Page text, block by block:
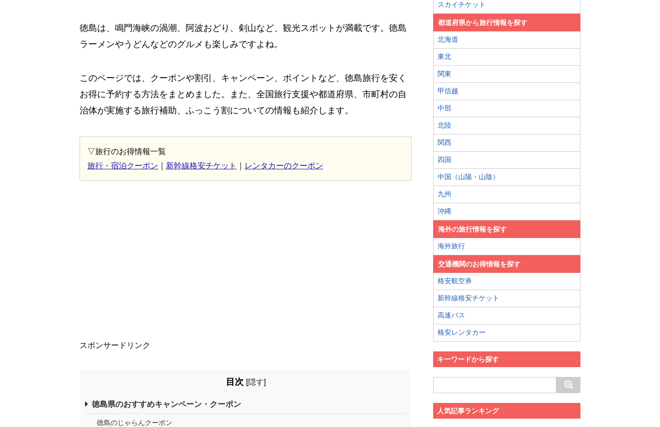
徳島は、鳴門海峡の渦潮、阿波おどり、剣山など、観光スポットが満載です。徳島
ラーメンやうどんなどのグルメも楽しみですよね。
このページでは、クーポンや割引、キャンペーン、ポイントなど、徳島旅行を安く
お得に予約する方法をまとめました。また、全国旅行支援や都道府県、市町村の自
治体が実施する旅行補助、ふっこう割についての情報も紹介します。
▽旅行のお得情報一覧
旅行・宿泊クーポン
新幹線格安チケット レンタカーのクーポン
スポンサードリンク
目次 [隠す]
徳島県のおすすめキャンペーン・クーポン
徳島のじゃらんクーポン
スカイチケット
都道府県から旅行情報を探す
北海道
東北
関東
甲信越
中部
北陸
関西
四国
中国（山陽・山陰）
九州
沖縄
海外の旅行情報を探す
海外旅行
交通機関のお得情報を探す
格安航空券
新幹線格安チケット
高速バス
格安レンタカー
キーワードから探す
人気記事ランキング